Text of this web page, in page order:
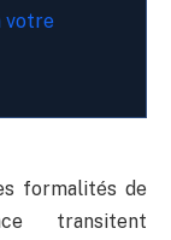
votre
formalités de
transitent